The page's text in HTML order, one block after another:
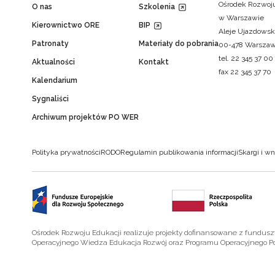
O nas
Kierownictwo ORE
Patronaty
Aktualności
Kalendarium
Sygnaliści
Archiwum projektów PO WER
Szkolenia
BIP
Materiały do pobrania
Kontakt
Ośrodek
w Warszawie
Aleje
00-478
tel. 22 345 37 00
fax 22 345 37 70
Polityka prywatnościRODORegulamin publikowania informacjiSkargi i
Ośrodek Rozwoju Edukacji realizuje projekty dofinansowane z
Operacyjnego Wiedza Edukacja Rozwój oraz Programu Operacyjnego